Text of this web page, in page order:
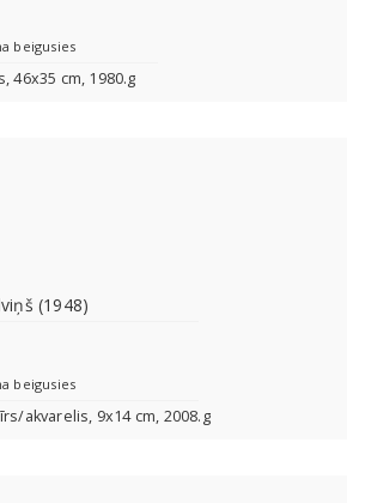
beigusies
46x35 cm, 1980.g
(1948)
beigusies
akvarelis, 9x14 cm, 2008.g